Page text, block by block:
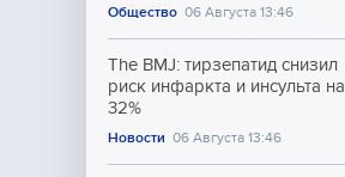
Общество 06 Августа 13:46
The BMJ: тирзепатид снизил
риск инфаркта и инсульта на
32%
Новости 06 Августа 13:46